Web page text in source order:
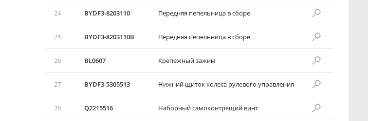
24 BYDF3-8203110 Передняя пепельница в сборе
25 BYDF3-8203110B Передняя пепельница в сборе
26 BL0607 Крепежный зажим
27 BYDF3-5305513 Нижний щиток колеса рулевого управления
28 Q2215516 Наборный самоконтрящий винт